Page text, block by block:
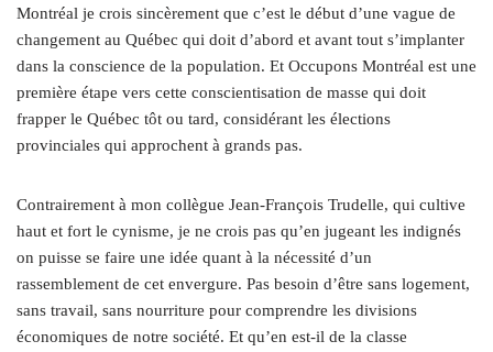
Montréal je crois sincèrement que c’est le début d’une vague de
changement au Québec qui doit d’abord et avant tout s’implanter
dans la conscience de la population. Et Occupons Montréal est une
première étape vers cette conscientisation de masse qui doit
frapper le Québec tôt ou tard, considérant les élections
provinciales qui approchent à grands pas.
Contrairement à mon collègue Jean-François Trudelle, qui cultive
haut et fort le cynisme, je ne crois pas qu’en jugeant les indignés
on puisse se faire une idée quant à la nécessité d’un
rassemblement de cet envergure. Pas besoin d’être sans logement,
sans travail, sans nourriture pour comprendre les divisions
économiques de notre société. Et qu’en est-il de la classe